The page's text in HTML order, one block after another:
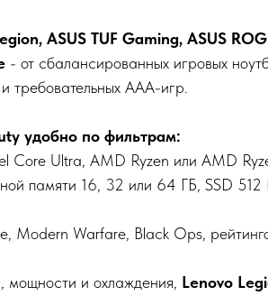
ASUS TUF Gaming, ASUS
- от сбалансированных игровых
требовательных AAA-игр.
удобно по фильтрам:
Core Ultra, AMD Ryzen или AMD
памяти 16, 32 или 64 ГБ, SSD
Modern Warfare, Black Ops,
и охлаждения, Lenovo